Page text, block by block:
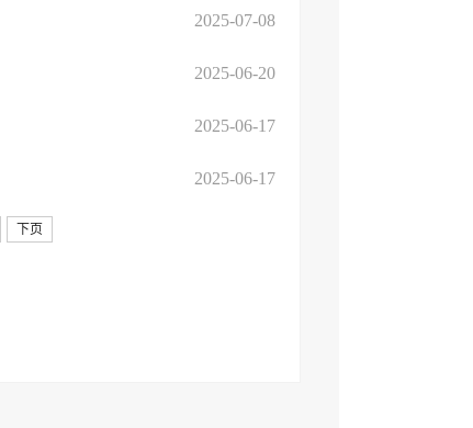
2025-07-08
2025-06-20
2025-06-17
2025-06-17
下页